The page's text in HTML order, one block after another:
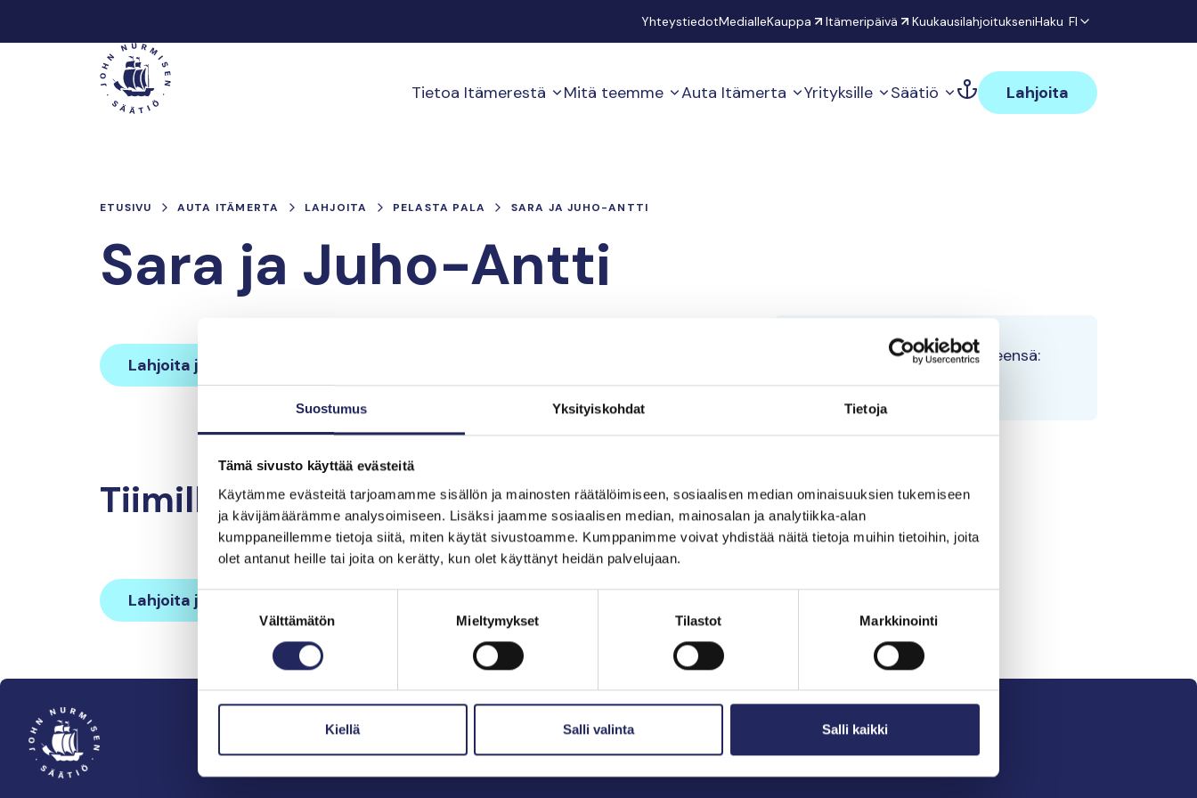
Suostumus Yksityiskohdat Tietoja
Tämä sivusto käyttää evästeitä
Käytämme evästeitä tarjoamamme sisällön ja mainosten räätälöimiseen, sosiaalisen median ominaisuuksien tukemiseen
ja kävijämäärämme analysoimiseen. Lisäksi jaamme sosiaalisen median, mainosalan ja analytiikka-alan
kumppaneillemme tietoja siitä, miten käytät sivustoamme. Kumppanimme voivat yhdistää näitä tietoja muihin tietoihin, joita
olet antanut heille tai joita on kerätty, kun olet käyttänyt heidän palvelujaan.
Suostumuksen
valinta
Välttämätön Mieltymykset Tilastot Markkinointi
Kiellä Salli valinta Salli kaikki
YhteystiedotMedialleKauppa Itämeripäivä KuukausilahjoitukseniHaku FI
Päävalikko Tietoa Itämerestä Mitä teemme Auta Itämerta Yrityksille Säätiö Lahjoita
ETUSIVU AUTA ITÄMERTA LAHJOITA PELASTA PALA SARA JA JUHO-ANTTI
Sara ja Juho-Antti
Lahjoita ja liity tähän tiimiin
Tiimin lahjoitukset yhteensä:
0 €
Tiimille tehdyt lahjoitukset
Lahjoita ja liity tähän tiimiin